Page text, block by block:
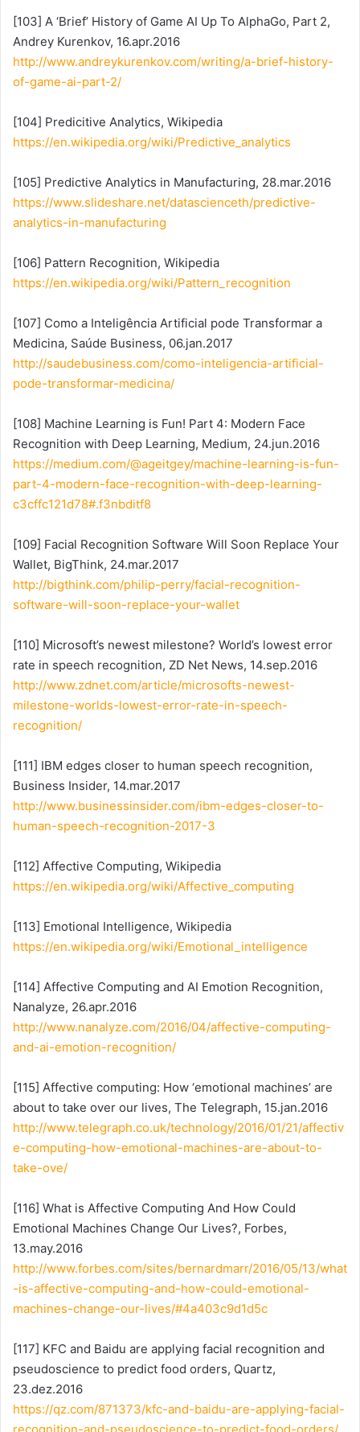
[103] A ‘Brief’ History of Game AI Up To AlphaGo, Part 2,
Andrey Kurenkov, 16.apr.2016
http://www.andreykurenkov.com/writing/a-brief-history-
of-game-ai-part-2/
[104] Predicitive Analytics, Wikipedia
https://en.wikipedia.org/wiki/Predictive_analytics
[105] Predictive Analytics in Manufacturing, 28.mar.2016
https://www.slideshare.net/datascienceth/predictive-
analytics-in-manufacturing
[106] Pattern Recognition, Wikipedia
https://en.wikipedia.org/wiki/Pattern_recognition
[107] Como a Inteligência Artificial pode Transformar a
Medicina, Saúde Business, 06.jan.2017
http://saudebusiness.com/como-inteligencia-artificial-
pode-transformar-medicina/
[108] Machine Learning is Fun! Part 4: Modern Face
Recognition with Deep Learning, Medium, 24.jun.2016
https://medium.com/@ageitgey/machine-learning-is-fun-
part-4-modern-face-recognition-with-deep-learning-
c3cffc121d78#.f3nbditf8
[109] Facial Recognition Software Will Soon Replace Your
Wallet, BigThink, 24.mar.2017
http://bigthink.com/philip-perry/facial-recognition-
software-will-soon-replace-your-wallet
[110] Microsoft’s newest milestone? World’s lowest error
rate in speech recognition, ZD Net News, 14.sep.2016
http://www.zdnet.com/article/microsofts-newest-
milestone-worlds-lowest-error-rate-in-speech-
recognition/
[111] IBM edges closer to human speech recognition,
Business Insider, 14.mar.2017
http://www.businessinsider.com/ibm-edges-closer-to-
human-speech-recognition-2017-3
[112] Affective Computing, Wikipedia
https://en.wikipedia.org/wiki/Affective_computing
[113] Emotional Intelligence, Wikipedia
https://en.wikipedia.org/wiki/Emotional_intelligence
[114] Affective Computing and AI Emotion Recognition,
Nanalyze, 26.apr.2016
http://www.nanalyze.com/2016/04/affective-computing-
and-ai-emotion-recognition/
[115] Affective computing: How ‘emotional machines’ are
about to take over our lives, The Telegraph, 15.jan.2016
http://www.telegraph.co.uk/technology/2016/01/21/affectiv
e-computing-how-emotional-machines-are-about-to-
take-ove/
[116] What is Affective Computing And How Could
Emotional Machines Change Our Lives?, Forbes,
13.may.2016
http://www.forbes.com/sites/bernardmarr/2016/05/13/what
-is-affective-computing-and-how-could-emotional-
machines-change-our-lives/#4a403c9d1d5c
[117] KFC and Baidu are applying facial recognition and
pseudoscience to predict food orders, Quartz,
23.dez.2016
https://qz.com/871373/kfc-and-baidu-are-applying-facial-